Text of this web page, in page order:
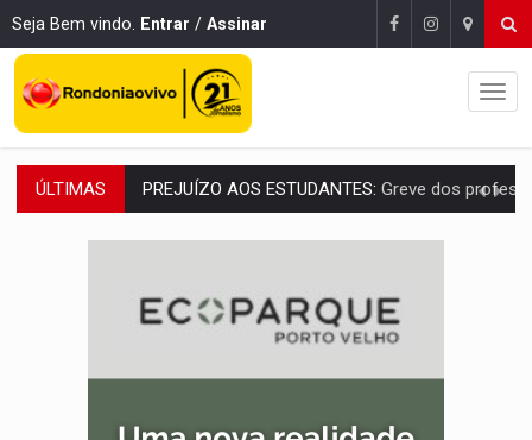
Seja Bem vindo. Entrar / Assinar
ÚLTIMAS POSSESSÃO DE DEBORAH LOGAN:Terror mistura mistério e filmagens
TRANSPARÊNCIA:TCE reúne candidatos ao Governo e apresenta
NO CARRO:Homem é preso com pistola 9mm durante abordagem da Força
TRÁGICO:Pai do 'Xandy Motocross' morre em
VÍDEO: Motorista de caminhonete morre preso às ferragens em colisão